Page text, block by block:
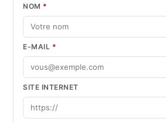
NOM *
E-MAIL *
SITE INTERNET